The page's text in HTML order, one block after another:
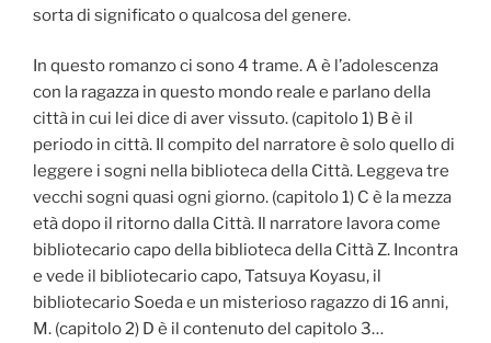
sorta di significato o qualcosa del genere.
In questo romanzo ci sono 4 trame. A è l’adolescenza
con la ragazza in questo mondo reale e parlano della
città in cui lei dice di aver vissuto. (capitolo 1) B è il
periodo in città. Il compito del narratore è solo quello di
leggere i sogni nella biblioteca della Città. Leggeva tre
vecchi sogni quasi ogni giorno. (capitolo 1) C è la mezza
età dopo il ritorno dalla Città. Il narratore lavora come
bibliotecario capo della biblioteca della Città Z. Incontra
e vede il bibliotecario capo, Tatsuya Koyasu, il
bibliotecario Soeda e un misterioso ragazzo di 16 anni,
M. (capitolo 2) D è il contenuto del capitolo 3…